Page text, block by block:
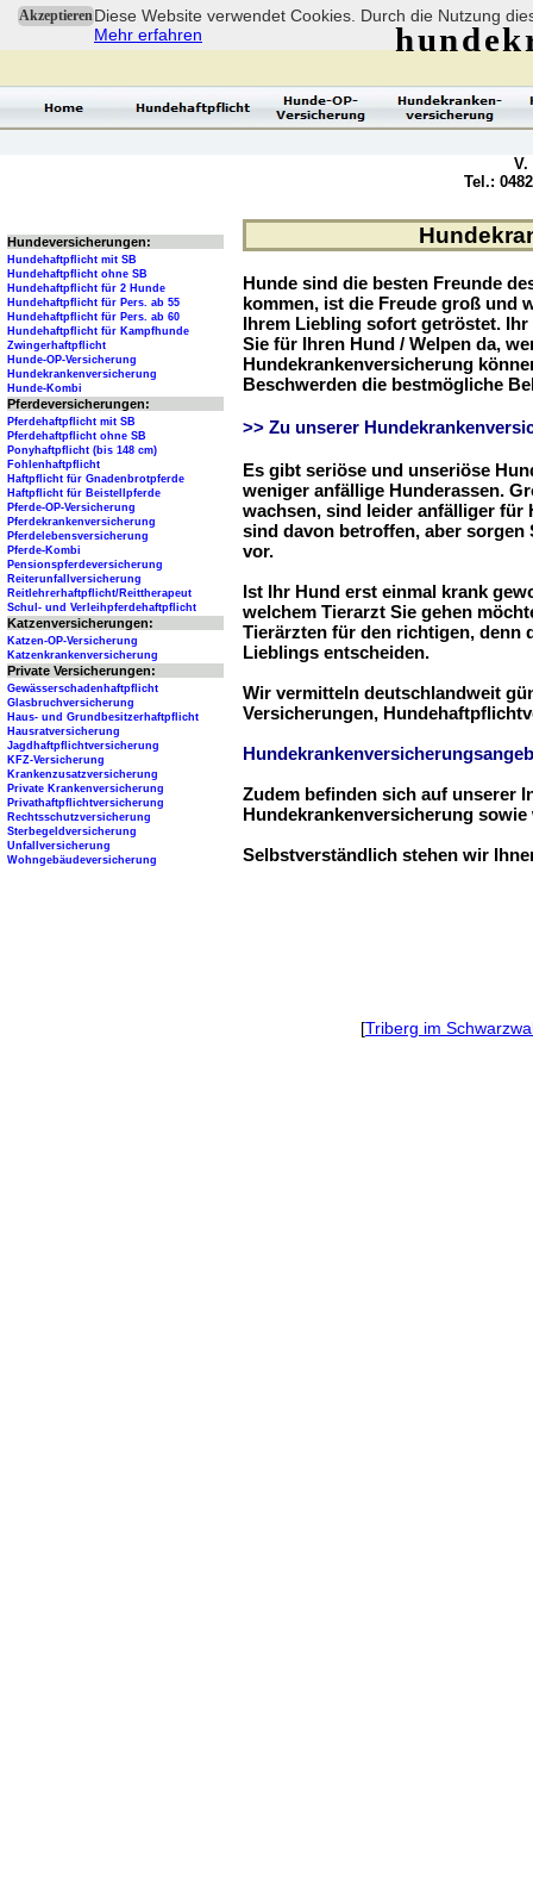
AkzeptierenDiese Website verwendet Cookies. Durch die Nutzung
Mehr erfahren
Hunde sind die besten Freunde
kommen, ist die Freude groß und
Ihrem Liebling sofort getröstet.
Sie für Ihren Hund / Welpen da,
Hundekrankenversicherung
Beschwerden die bestmögliche
>> Zu unserer
Es gibt seriöse und unseriöse
weniger anfällige Hunderassen.
wachsen, sind leider anfälliger für
sind davon betroffen, aber sorgen
vor.
Ist Ihr Hund erst einmal krank
welchem Tierarzt Sie gehen
Tierärzten für den richtigen, denn
Lieblings entscheiden.
Wir vermitteln deutschlandweit
Versicherungen,
Zudem befinden sich auf unserer
Hundekrankenversicherung
Selbstverständlich stehen wir
Hundeversicherungen:
Hundehaftpflicht mit SB
Hundehaftpflicht ohne SB
Hundehaftpflicht für 2 Hunde
Hundehaftpflicht für Pers. ab 55
Hundehaftpflicht für Pers. ab 60
Hundehaftpflicht für Kampfhunde
Zwingerhaftpflicht
Hunde-OP-Versicherung
Hundekrankenversicherung
Hunde-Kombi
Pferdeversicherungen:
Pferdehaftpflicht mit SB
Pferdehaftpflicht ohne SB
Ponyhaftpflicht (bis 148 cm)
Fohlenhaftpflicht
Haftpflicht für Gnadenbrotpferde
Haftpflicht für Beistellpferde
Pferde-OP-Versicherung
Pferdekrankenversicherung
Pferdelebensversicherung
Pferde-Kombi
Pensionspferdeversicherung
Reiterunfallversicherung
Reitlehrerhaftpflicht/Reittherapeut
Schul- und Verleihpferdehaftpflicht
Katzenversicherungen:
Katzen-OP-Versicherung
Katzenkrankenversicherung
Private Versicherungen:
Gewässerschadenhaftpflicht
Glasbruchversicherung
Haus- und Grundbesitzerhaftpflicht
Hausratversicherung
Jagdhaftpflichtversicherung
KFZ-Versicherung
Krankenzusatzversicherung
Private Krankenversicherung
Privathaftpflichtversicherung
Rechtsschutzversicherung
Sterbegeldversicherung
Unfallversicherung
Wohngebäudeversicherung
V.
Tel.:
[Triberg im